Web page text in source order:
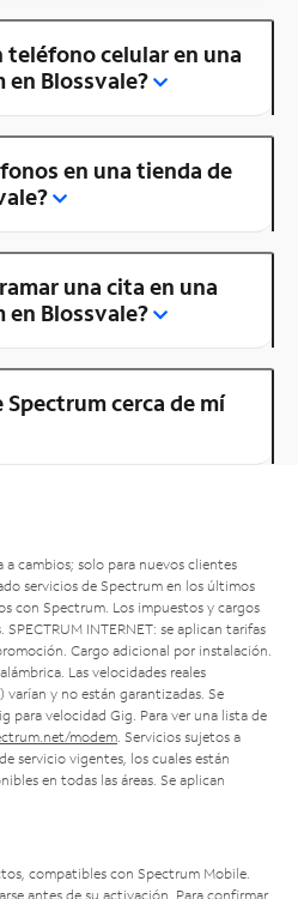
teléfono celular en una
en Blossvale?
en una tienda de
una cita en una
en Blossvale?
cerca de mí
cambios; solo para nuevos clientes
servicios de Spectrum en los últimos
con Spectrum. Los impuestos y cargos
INTERNET: se aplican tarifas
Cargo adicional por instalación.
Las velocidades reales
y no están garantizadas. Se
para velocidad Gig. Para ver una lista de
modem . Servicios sujetos a
servicio vigentes, los cuales están
en todas las áreas. Se aplican
compatibles con Spectrum Mobile.
antes de su activación. Para confirmar